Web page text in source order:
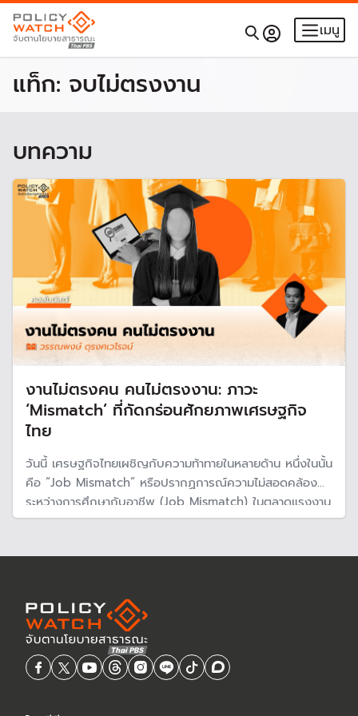
เมนู
แท็ก: จบไม่ตรงงาน
บทความ
งานไม่ตรงคน คนไม่ตรงงาน: ภาวะ
‘Mismatch’ ที่กัดกร่อนศักยภาพเศรษฐกิจ
ไทย
วันนี้ เศรษฐกิจไทยเผชิญกับความท้าทายในหลายด้าน หนึ่งในนั้น
คือ “Job Mismatch” หรือปรากฏการณ์ความไม่สอดคล้อง
ระหว่างการศึกษากับอาชีพ (Job Mismatch) ในตลาดแรงงาน